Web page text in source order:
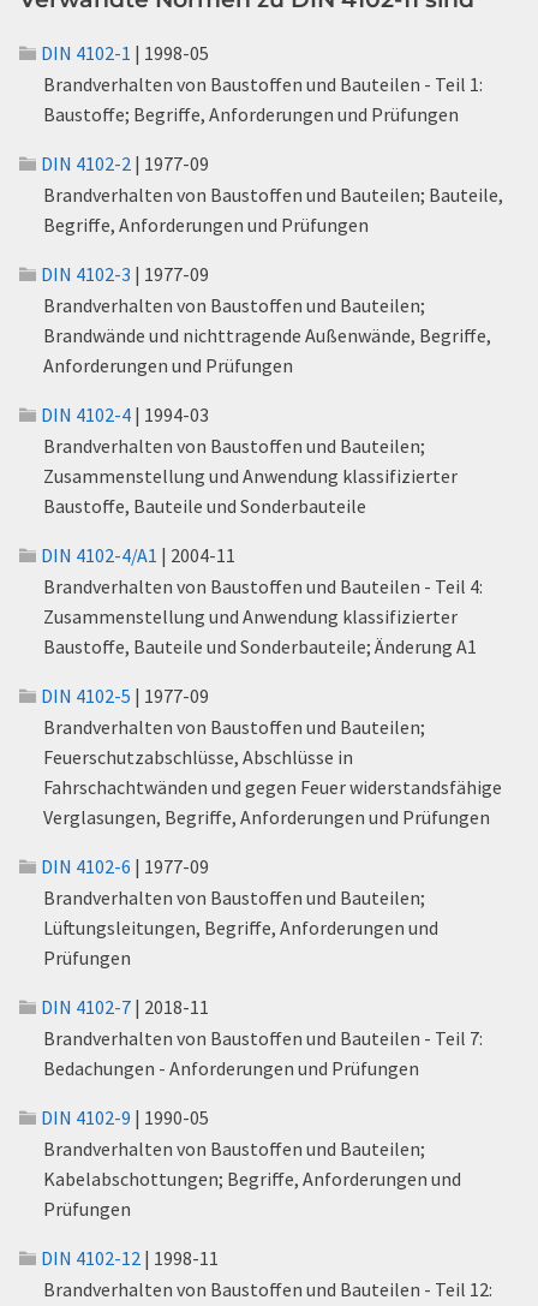
DIN 4102-1 | 1998-05
Brandverhalten von Baustoffen und Bauteilen - Teil 1:
Baustoffe; Begriffe, Anforderungen und Prüfungen
DIN 4102-2 | 1977-09
Brandverhalten von Baustoffen und Bauteilen; Bauteile,
Begriffe, Anforderungen und Prüfungen
DIN 4102-3 | 1977-09
Brandverhalten von Baustoffen und Bauteilen;
Brandwände und nichttragende Außenwände, Begriffe,
Anforderungen und Prüfungen
DIN 4102-4 | 1994-03
Brandverhalten von Baustoffen und Bauteilen;
Zusammenstellung und Anwendung klassifizierter
Baustoffe, Bauteile und Sonderbauteile
DIN 4102-4/A1 | 2004-11
Brandverhalten von Baustoffen und Bauteilen - Teil 4:
Zusammenstellung und Anwendung klassifizierter
Baustoffe, Bauteile und Sonderbauteile; Änderung A1
DIN 4102-5 | 1977-09
Brandverhalten von Baustoffen und Bauteilen;
Feuerschutzabschlüsse, Abschlüsse in
Fahrschachtwänden und gegen Feuer widerstandsfähige
Verglasungen, Begriffe, Anforderungen und Prüfungen
DIN 4102-6 | 1977-09
Brandverhalten von Baustoffen und Bauteilen;
Lüftungsleitungen, Begriffe, Anforderungen und
Prüfungen
DIN 4102-7 | 2018-11
Brandverhalten von Baustoffen und Bauteilen - Teil 7:
Bedachungen - Anforderungen und Prüfungen
DIN 4102-9 | 1990-05
Brandverhalten von Baustoffen und Bauteilen;
Kabelabschottungen; Begriffe, Anforderungen und
Prüfungen
DIN 4102-12 | 1998-11
Brandverhalten von Baustoffen und Bauteilen - Teil 12: